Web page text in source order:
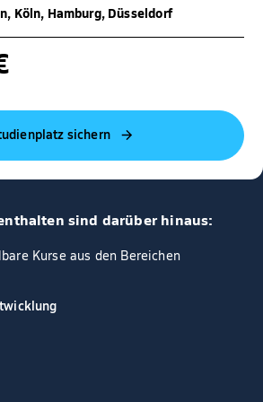
Köln, Hamburg, Düsseldorf
sichern
sind darüber hinaus:
Kurse aus den Bereichen